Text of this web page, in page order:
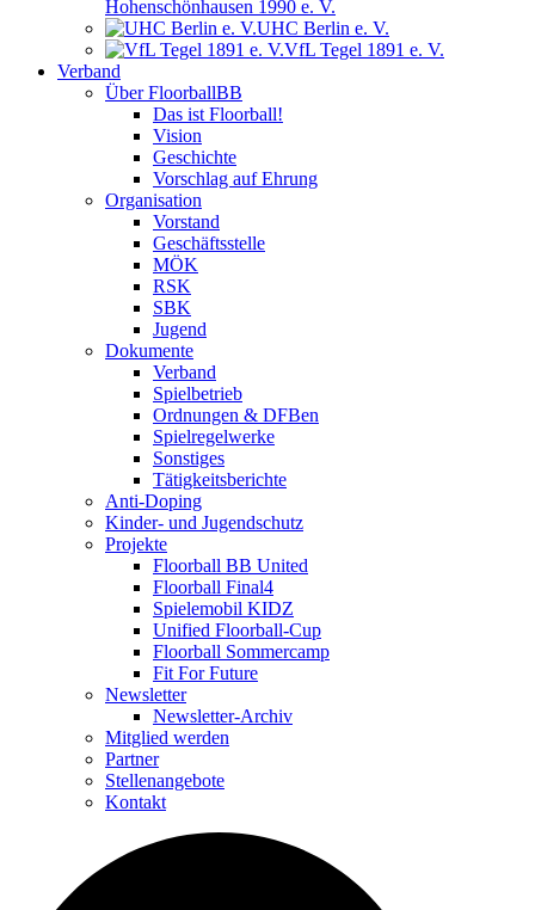
Hohenschönhausen 1990 e. V.
UHC Berlin e. V.
VfL Tegel 1891 e. V.
Verband
Über FloorballBB
Das ist Floorball!
Vision
Geschichte
Vorschlag auf Ehrung
Organisation
Vorstand
Geschäftsstelle
MÖK
RSK
SBK
Jugend
Dokumente
Verband
Spielbetrieb
Ordnungen & DFBen
Spielregelwerke
Sonstiges
Tätigkeitsberichte
Anti-Doping
Kinder- und Jugendschutz
Projekte
Floorball BB United
Floorball Final4
Spielemobil KIDZ
Unified Floorball-Cup
Floorball Sommercamp
Fit For Future
Newsletter
Newsletter-Archiv
Mitglied werden
Partner
Stellenangebote
Kontakt